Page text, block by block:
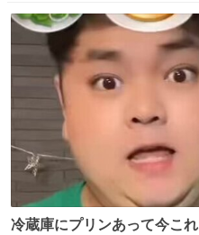
ト
数
冷蔵庫にプリンあって今これ